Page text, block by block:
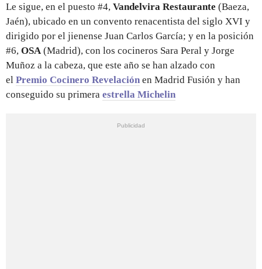
Le sigue, en el puesto #4, Vandelvira Restaurante (Baeza,
Jaén), ubicado en un convento renacentista del siglo XVI y
dirigido por el jienense Juan Carlos García; y en la posición
#6, OSA (Madrid), con los cocineros Sara Peral y Jorge
Muñoz a la cabeza, que este año se han alzado con
el Premio Cocinero Revelación en Madrid Fusión y han
conseguido su primera estrella Michelin